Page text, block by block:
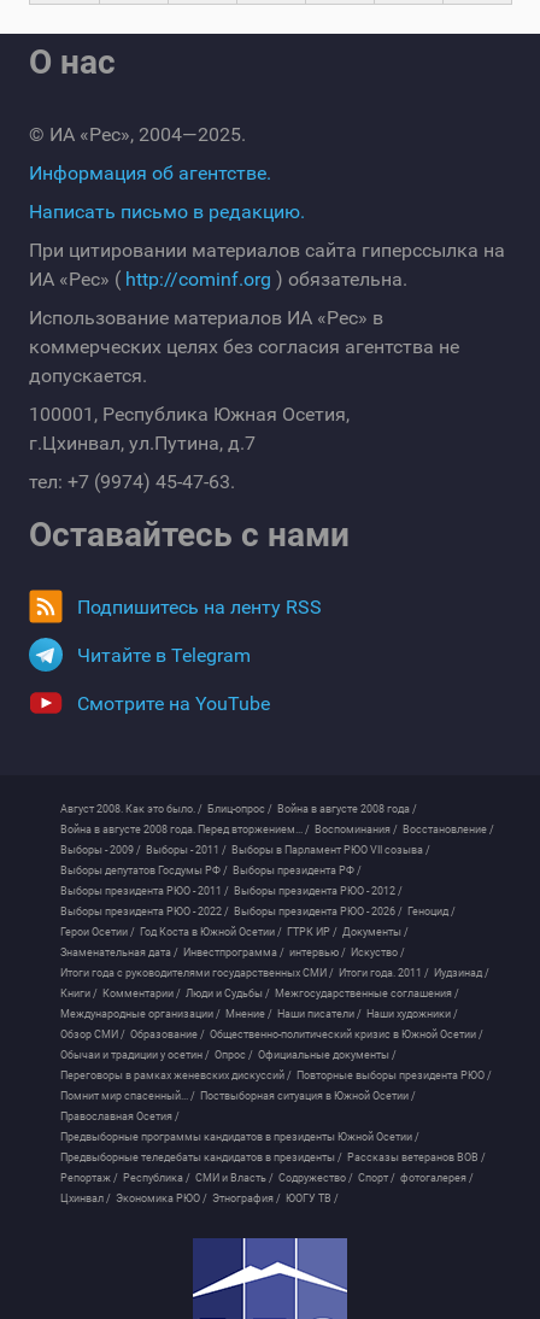
О нас
© ИА «Рес», 2004—2025.
Информация об агентстве.
Написать письмо в редакцию.
При цитировании материалов сайта гиперссылка на
ИА «Рес» ( http://cominf.org ) обязательна.
Использование материалов ИА «Рес» в
коммерческих целях без согласия агентства не
допускается.
100001, Республика Южная Осетия,
г.Цхинвал, ул.Путина, д.7
тел: +7 (9974) 45-47-63.
Оставайтесь с нами
Подпишитесь на ленту RSS
Читайте в Telegram
Смотрите на YouTube
Август 2008. Как это было. / Блиц-опрос / Война в августе 2008 года /
Война в августе 2008 года. Перед вторжением... / Воспоминания / Восстановление /
Выборы - 2009 / Выборы - 2011 / Выборы в Парламент РЮО VII созыва /
Выборы депутатов Госдумы РФ / Выборы президента РФ /
Выборы президента РЮО - 2011 / Выборы президента РЮО - 2012 /
Выборы президента РЮО - 2022 / Выборы президента РЮО - 2026 / Геноцид /
Герои Осетии / Год Коста в Южной Осетии / ГТРК ИР / Документы /
Знаменательная дата / Инвестпрограмма / интервью / Искуство /
Итоги года с руководителями государственных СМИ / Итоги года. 2011 / Иудзинад /
Книги / Комментарии / Люди и Судьбы / Межгосударственные соглашения /
Международные организации / Мнение / Наши писатели / Наши художники /
Обзор СМИ / Образование / Общественно-политический кризис в Южной Осетии /
Обычаи и традиции у осетин / Опрос / Официальные документы /
Переговоры в рамках женевских дискуссий / Повторные выборы президента РЮО /
Помнит мир спасенный... / Поствыборная ситуация в Южной Осетии /
Православная Осетия /
Предвыборные программы кандидатов в президенты Южной Осетии /
Предвыборные теледебаты кандидатов в президенты / Рассказы ветеранов ВОВ /
Репортаж / Республика / СМИ и Власть / Содружество / Спорт / фотогалерея /
Цхинвал / Экономика РЮО / Этнография / ЮОГУ ТВ /